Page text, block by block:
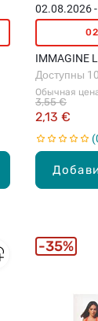
02.08.2026
IMMAGINE
Обычная
2,13 €
3,55 €
Доступны
35%